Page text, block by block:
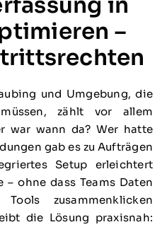
–
und Umgebung, die
zählt vor allem
war wann da? Wer hatte
gab es zu Aufträgen
Setup erleichtert
– ohne dass Teams Daten
zusammenklicken
die Lösung praxisnah: